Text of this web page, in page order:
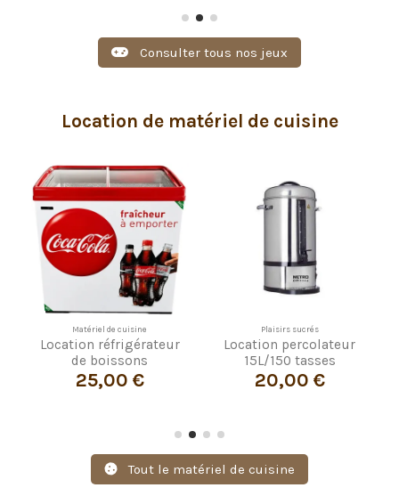
Consulter tous nos jeux
Location de matériel de cuisine
Matériel de cuisine
Location réfrigérateur
de boissons
25,00 €
Plaisirs sucrés
Location percolateur
15L/150 tasses
20,00 €
Tout le matériel de cuisine